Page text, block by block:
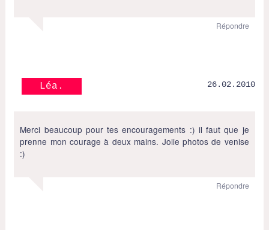
Répondre
Léa. 26.02.2010
Merci beaucoup pour tes encouragements :) il faut que je
prenne mon courage à deux mains. Jolie photos de venise
:)
Répondre